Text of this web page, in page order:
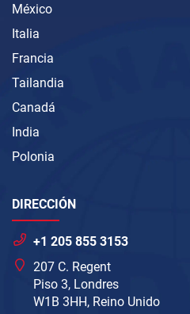
México
Italia
Francia
Tailandia
Canadá
India
Polonia
DIRECCIÓN
+1 205 855 3153
207 C. Regent
Piso 3, Londres
W1B 3HH, Reino Unido